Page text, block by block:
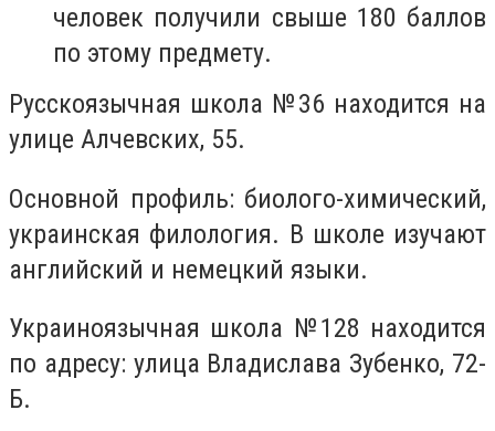
человек получили свыше 180 баллов
по этому предмету.
Русскоязычная школа №36 находится на
улице Алчевских, 55.
Основной профиль: биолого-химический,
украинская филология. В школе изучают
английский и немецкий языки.
Украиноязычная школа №128 находится
по адресу: улица Владислава Зубенко, 72-
Б.